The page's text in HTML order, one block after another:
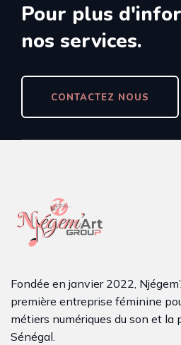
Pour plus
nos services.
CONTACTEZ NOUS
Fondée en janvier 2022,
première entreprise féminine
métiers numériques du son et la
Sénégal.